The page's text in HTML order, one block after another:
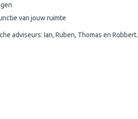
van jouw ruimte
adviseurs: Ian, Ruben, Thomas en Robbert.